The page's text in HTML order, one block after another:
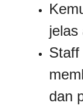
jelas
Staff
dan